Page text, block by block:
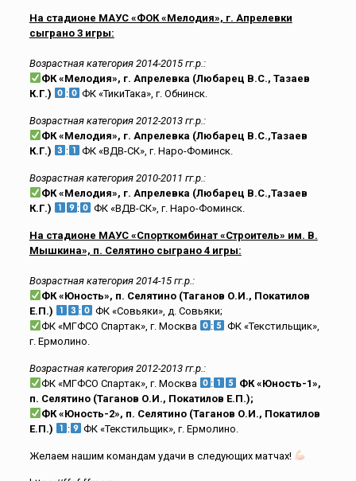
На стадионе МАУС «ФОК «Мелодия», г. Апрелевки
сыграно 3 игры:
Возрастная категория 2014-2015 гг.р.:
ФК «Мелодия», г. Апрелевка (Любарец В.С., Тазаев
К.Г.)
: ФК «ТикиТака», г. Обнинск.
Возрастная категория 2012-2013 гг.р.:
ФК «Мелодия», г. Апрелевка (Любарец В.С.,Тазаев
К.Г.)
: ФК «ВДВ-СК», г. Наро-Фоминск.
Возрастная категория 2010-2011 гг.р.:
ФК «Мелодия», г. Апрелевка (Любарец В.С.,Тазаев
К.Г.)
: ФК «ВДВ-СК», г. Наро-Фоминск.
На стадионе МАУС «Спорткомбинат «Строитель» им. В.
Мышкина», п. Селятино сыграно 4 игры:
Возрастная категория 2014-15 гг.р.:
ФК «Юность», п. Селятино (Таганов О.И., Покатилов
Е.П.)
:
ФК «Совьяки», д. Совьяки;
ФК «МГФСО Спартак», г. Москва
:
ФК «Текстильщик»,
г. Ермолино.
Возрастная категория 2012-2013 гг.р.:
ФК «МГФСО Спартак», г. Москва
: ФК «Юность-1»,
п. Селятино (Таганов О.И., Покатилов Е.П.);
ФК «Юность-2», п. Селятино (Таганов О.И., Покатилов
Е.П.)
: ФК «Текстильщик», г. Ермолино.
Желаем нашим командам удачи в следующих матчах!